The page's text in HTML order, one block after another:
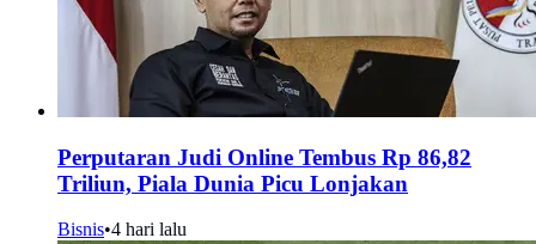
Perputaran Judi Online Tembus Rp 86,82
Triliun, Piala Dunia Picu Lonjakan
Bisnis•4 hari lalu